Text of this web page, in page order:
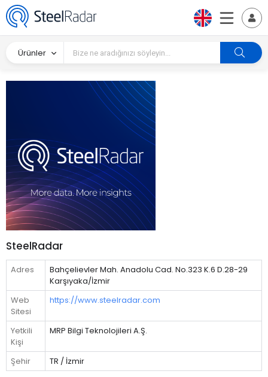
Ürünler
SteelRadar
Adres
Bahçelievler Mah. Anadolu Cad. No.323 K.6 D.28-29
Karşıyaka/İzmir
Web
Sitesi
https://www.steelradar.com
Yetkili
Kişi
MRP Bilgi Teknolojileri A.Ş.
Şehir TR / İzmir